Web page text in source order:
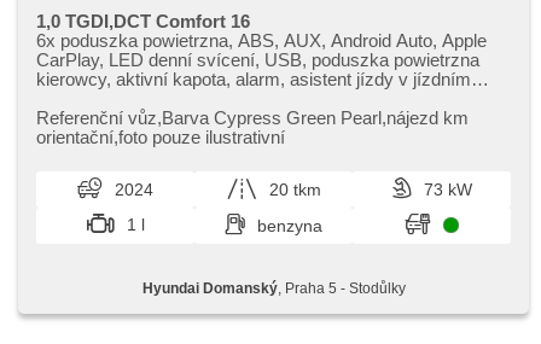
1,0 TGDI,DCT Comfort 16
6x poduszka powietrzna, ABS, AUX, Android Auto, Apple
CarPlay, LED denní svícení, USB, poduszka powietrzna
kierowcy, aktivní kapota, alarm, asistent jízdy v jízdním
lampy ostrzegawcze, radio fabryczne, bluetooth, asystent
hamulcowy, zamykanie centralne - zdalne, centralny
dziennej, digitální příjem rádia (DAB), el. opuszczane
przednie szyby, hands free, isofix, klimatyzacja, halogeny,
kierownica wielofunkcyjna, nouzové brzdění (PEBS),
komputer pokładowy, wspomaganie układu kierowniczego,
chowane zagłówki, wycieraczka tylna, gwarancja
Referenční vůz,​Barva Cypress Green Pearl,​nájezd km
orientační,​foto pouze ilustrativní
2024 20 tkm
73 kW
1 l
benzyna
Hyundai Domanský, Praha 5 - Stodůlky